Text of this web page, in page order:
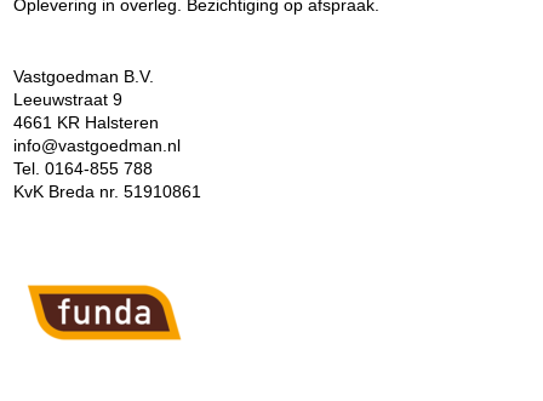
Oplevering in overleg. Bezichtiging op afspraak.
Vastgoedman B.V.
Leeuwstraat 9
4661 KR Halsteren
info@vastgoedman.nl
Tel. 0164-855 788
KvK Breda nr. 51910861